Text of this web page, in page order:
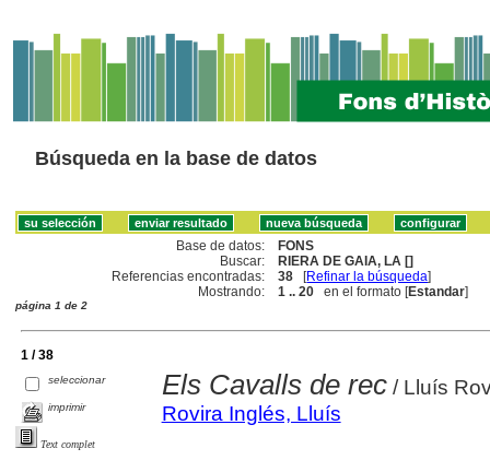
Búsqueda en la base de datos
Base de datos:
FONS
Buscar:
RIERA DE GAIA, LA []
Referencias encontradas:
38 [Refinar la búsqueda]
Mostrando:
1 .. 20 en el formato [Estandar]
página 1 de 2
1 / 38
seleccionar
imprimir
Text complet
Els Cavalls de rec/ Lluís
Rovira Inglés, Lluís